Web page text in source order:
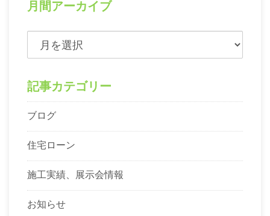
月間アーカイブ
記事カテゴリー
ブログ
住宅ローン
施工実績、展示会情報
お知らせ